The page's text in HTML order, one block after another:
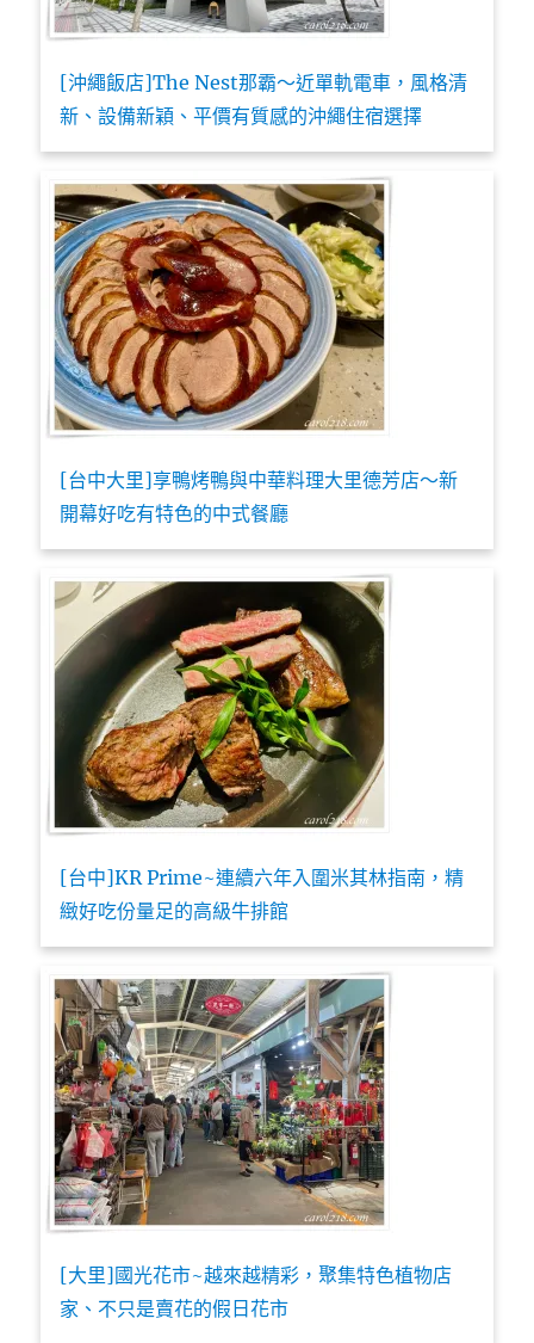
[沖繩飯店]The Nest那霸～近單軌電車，風格清
新、設備新穎、平價有質感的沖繩住宿選擇
[台中大里]享鴨烤鴨與中華料理大里德芳店～新
開幕好吃有特色的中式餐廳
[台中]KR Prime~連續六年入圍米其林指南，精
緻好吃份量足的高級牛排館
[大里]國光花市~越來越精彩，聚集特色植物店
家、不只是賣花的假日花市